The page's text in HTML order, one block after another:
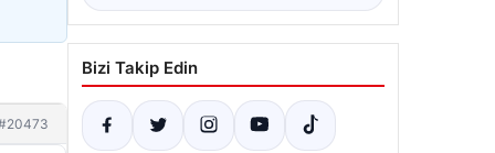
Bizi Takip Edin